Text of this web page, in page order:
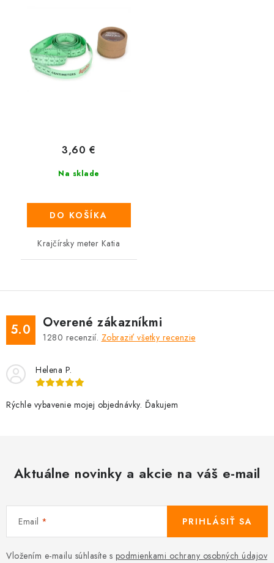
Na sklade
3,60 €
DO KOŠÍKA
Krajčírsky meter Katia
5.0 Overené zákazníkmi
1280 recenzií. Zobraziť všetky recenzie
Helena P.
Rýchle vybavenie mojej objednávky. Ďakujem
Aktuálne novinky a akcie na váš e-mail
Email
Vložením e-mailu súhlasíte s podmienkami ochrany osobných údajov
PRIHLÁSIŤ SA